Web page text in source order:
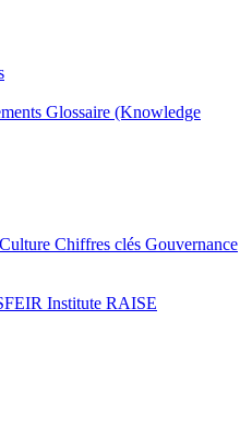
Glossaire (Knowledge
Culture Chiffres clés Gouvernance
Institute RAISE